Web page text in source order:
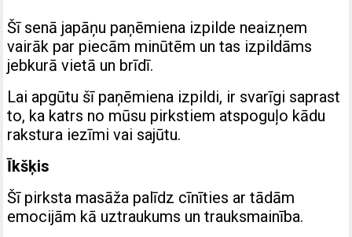
Šī senā japāņu paņēmiena izpilde neaizņem
vairāk par piecām minūtēm un tas izpildāms
jebkurā vietā un brīdī.
Lai apgūtu šī paņēmiena izpildi, ir svarīgi saprast
to, ka katrs no mūsu pirkstiem atspoguļo kādu
rakstura iezīmi vai sajūtu.
Īkšķis
Šī pirksta masāža palīdz cīnīties ar tādām
emocijām kā uztraukums un trauksmainība.